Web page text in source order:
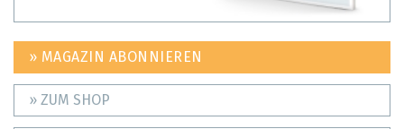
» MAGAZIN ABONNIEREN
» ZUM SHOP